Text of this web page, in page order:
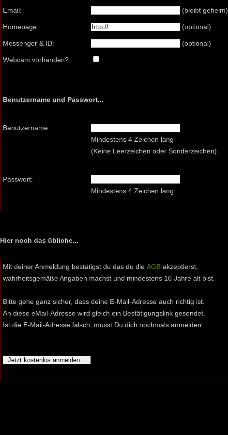
Email: (bleibt geheim)
Homepage: (optional)
Messenger & ID: (optional)
Webcam vorhanden?
Benutzername und Passwort...
Benutzername:
Mindestens 4 Zeichen lang
(Keine Leerzeichen oder Sonderzeichen)
Passwort:
Mindestens 4 Zeichen lang
Hier noch das übliche...
Mit deiner Anmeldung bestätigst du das du die AGB akzeptierst,
wahrheitsgemäße Angaben machst und mindestens 16 Jahre alt bist.
Bitte gehe ganz sicher, dass deine E-Mail-Adresse auch richtig ist.
An diese eMail-Adresse wird gleich ein Bestätigungslink gesendet.
Ist die E-Mail-Adresse falsch, musst Du dich nochmals anmelden.